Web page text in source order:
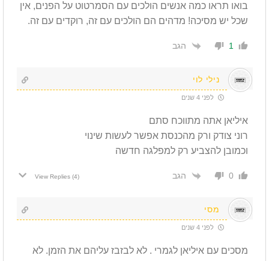
בואו תראו כמה אנשים הולכים עם הסמרטוט על הפנים, אין
שכל יש מסיכה! מדהים הם הולכים עם זה, רוקדים עם זה.
1 הגב
נילי לוי
לפני 4 שנים
איליאן אתה מתווכח סתם
רוני צודק ורק מהכנסת אפשר לעשות שינוי
וכמובן להצביע רק למפלגה חדשה
0 הגב View Replies (4)
מסי
לפני 4 שנים
מסכים עם איליאן לגמרי . לא לבזבז עליהם את הזמן. לא